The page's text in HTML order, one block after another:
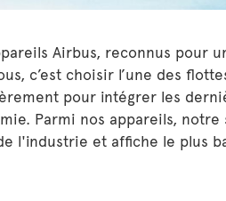
Airbus, reconnus pour
c’est choisir l’une des
pour intégrer les
Parmi nos appareils, notre
l'industrie et affiche le plus